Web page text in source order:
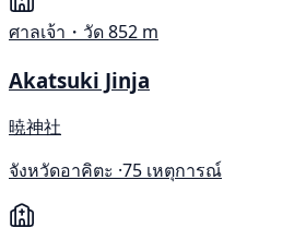
ศาลเจ้า・วัด852 m
Akatsuki Jinja
暁神社
จังหวัดอาคิตะ ·75 เหตุการณ์